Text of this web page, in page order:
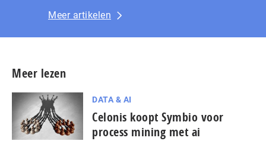
Meer artikelen
Meer lezen
DATA & AI
Celonis koopt Symbio voor
process mining met ai